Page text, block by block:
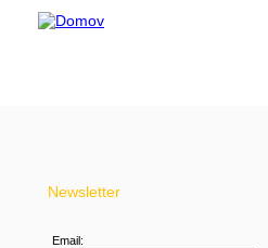
Newsletter
Email: